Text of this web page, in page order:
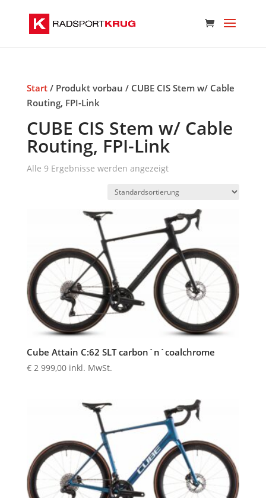
Start/ Produkt vorbau / CUBE CIS Stem w/ Cable
Routing, FPI-Link
CUBE CIS Stem w/ Cable
Routing, FPI-Link
Alle 9 Ergebnisse werden angezeigt
Cube Attain C:62 SLT carbon´n´coalchrome
€2 999,00 inkl. MwSt.